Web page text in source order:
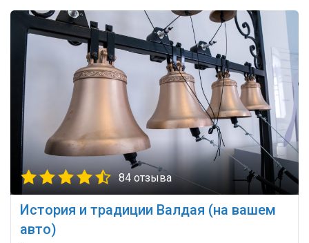
84 отзыва
История и традиции Валдая (на вашем
авто)